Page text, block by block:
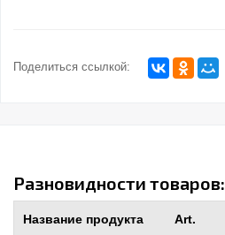
Поделиться ссылкой:
Разновидности товаров:
Название продукта Art.